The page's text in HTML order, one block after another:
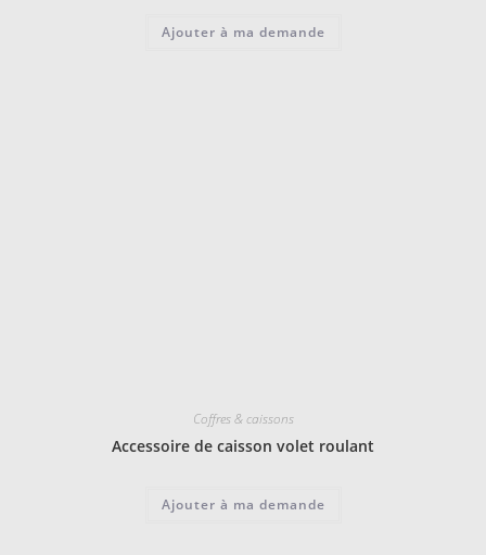
Ajouter à ma demande
Coffres & caissons
Accessoire de caisson volet roulant
Ajouter à ma demande